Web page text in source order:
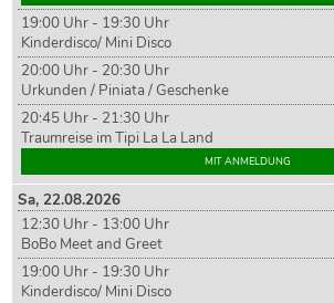
19:00 Uhr - 19:30 Uhr
Kinderdisco/ Mini Disco
20:00 Uhr - 20:30 Uhr
Urkunden / Piniata / Geschenke
20:45 Uhr - 21:30 Uhr
Traumreise im Tipi La La Land
MIT ANMELDUNG
Sa,22.08.2026
12:30 Uhr - 13:00 Uhr
BoBo Meet and Greet
19:00 Uhr - 19:30 Uhr
Kinderdisco/ Mini Disco